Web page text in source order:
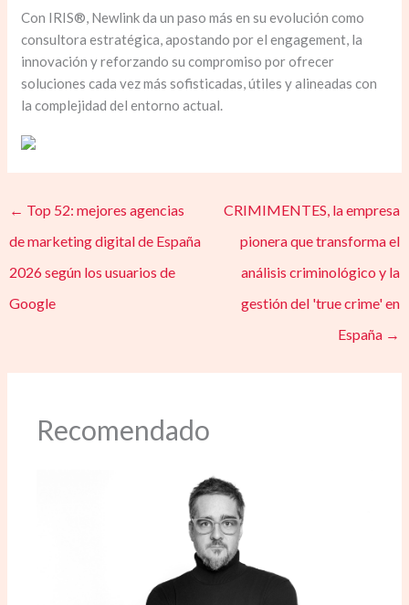
Con IRIS®, Newlink da un paso más en su evolución como
consultora estratégica, apostando por el engagement, la
innovación y reforzando su compromiso por ofrecer
soluciones cada vez más sofisticadas, útiles y alineadas con
la complejidad del entorno actual.
← Top 52: mejores agencias
de marketing digital de España
2026 según los usuarios de
Google
CRIMIMENTES, la empresa
pionera que transforma el
análisis criminológico y la
gestión del 'true crime' en
España →
Recomendado